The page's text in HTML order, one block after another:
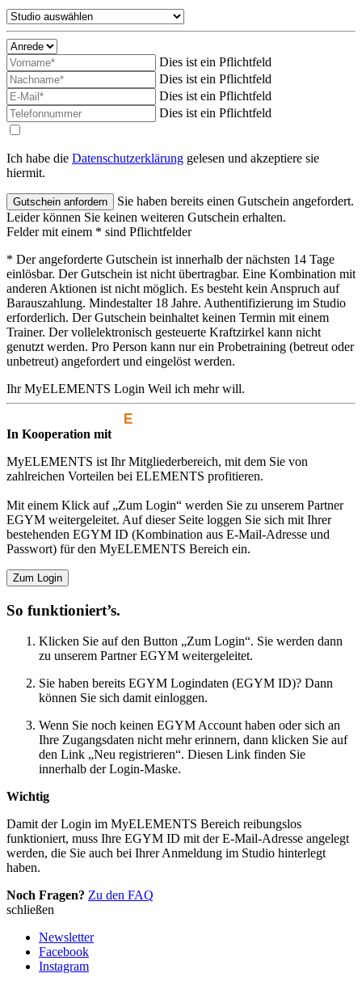
Dies ist ein Pflichtfeld
Dies ist ein Pflichtfeld
Dies ist ein Pflichtfeld
Dies ist ein Pflichtfeld
Ich habe die Datenschutzerklärung gelesen und akzeptiere sie
hiermit.
Sie haben bereits einen Gutschein angefordert.
Leider können Sie keinen weiteren Gutschein erhalten.
Felder mit einem * sind Pflichtfelder
* Der angeforderte Gutschein ist innerhalb der nächsten 14 Tage
einlösbar. Der Gutschein ist nicht übertragbar. Eine Kombination mit
anderen Aktionen ist nicht möglich. Es besteht kein Anspruch auf
Barauszahlung. Mindestalter 18 Jahre. Authentifizierung im Studio
erforderlich. Der Gutschein beinhaltet keinen Termin mit einem
Trainer. Der vollelektronisch gesteuerte Kraftzirkel kann nicht
genutzt werden. Pro Person kann nur ein Probetraining (betreut oder
unbetreut) angefordert und eingelöst werden.
Ihr MyELEMENTS Login Weil ich mehr will.
In Kooperation mit
MyELEMENTS ist Ihr Mitgliederbereich, mit dem Sie von
zahlreichen Vorteilen bei ELEMENTS profitieren.
Mit einem Klick auf „Zum Login“ werden Sie zu unserem Partner
EGYM weitergeleitet. Auf dieser Seite loggen Sie sich mit Ihrer
bestehenden EGYM ID (Kombination aus E-Mail-Adresse und
Passwort) für den MyELEMENTS Bereich ein.
Zum Login
So funktioniert’s.
Klicken Sie auf den Button „Zum Login“. Sie werden dann
zu unserem Partner EGYM weitergeleitet.
Sie haben bereits EGYM Logindaten (EGYM ID)? Dann
können Sie sich damit einloggen.
Wenn Sie noch keinen EGYM Account haben oder sich an
Ihre Zugangsdaten nicht mehr erinnern, dann klicken Sie auf
den Link „Neu registrieren“. Diesen Link finden Sie
innerhalb der Login-Maske.
Wichtig
Damit der Login im MyELEMENTS Bereich reibungslos
funktioniert, muss Ihre EGYM ID mit der E-Mail-Adresse angelegt
werden, die Sie auch bei Ihrer Anmeldung im Studio hinterlegt
haben.
Noch Fragen? Zu den FAQ
schließen
Newsletter
Facebook
Instagram